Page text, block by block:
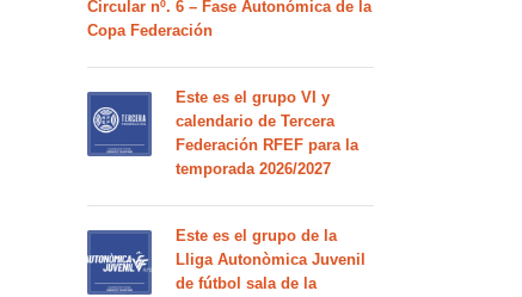
Circular nº. 6 – Fase Autonómica de la
Copa Federación
Este es el grupo VI y
calendario de Tercera
Federación RFEF para la
temporada 2026/2027
Este es el grupo de la
Lliga Autonòmica Juvenil
de fútbol sala de la